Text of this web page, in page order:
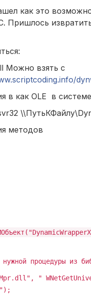
как это
Пришлось
Можно взять с
в как OLE в
методов
процедуры из
"